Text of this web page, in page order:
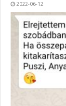
2022-06-12